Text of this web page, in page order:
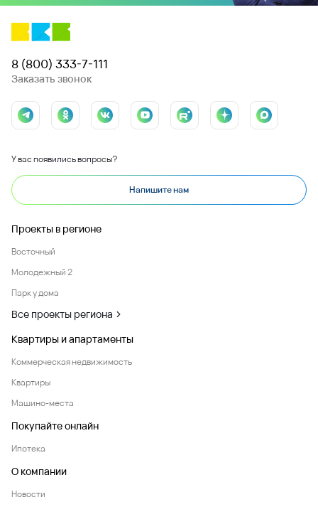
8 (800) 333-7-111
Заказать звонок
У вас появились вопросы?
Напишите нам
Проекты в регионе
Восточный
Молодежный 2
Парк у дома
Все проекты региона
Квартиры и апартаменты
Коммерческая недвижимость
Квартиры
Машино-места
Покупайте онлайн
Ипотека
О компании
Новости